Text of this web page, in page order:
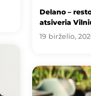
Delano –
atsiveria
19 birželio,